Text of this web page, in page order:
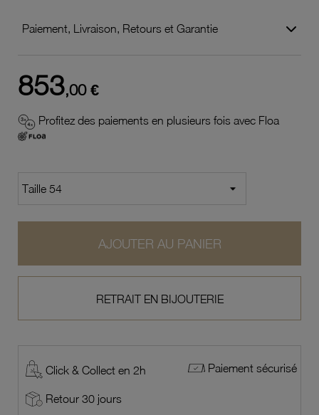
Paiement, Livraison, Retours et Garantie
853,00 €
Profitez des paiements en plusieurs fois avec Floa
AJOUTER AU PANIER
RETRAIT EN BIJOUTERIE
Click & Collect en 2h Paiement sécurisé
Retour 30 jours